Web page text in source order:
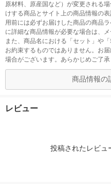
原材料、原産国など）が変更される
けする商品とサイト上の商品情報の
用前には必ずお届けした商品の商品
に詳細な商品情報が必要な場合は、
また、商品名における「セット」や
お約束するものではありません。お
場合がございます。あらかじめご了承
商品情報の
レビュー
投稿されたレビュ